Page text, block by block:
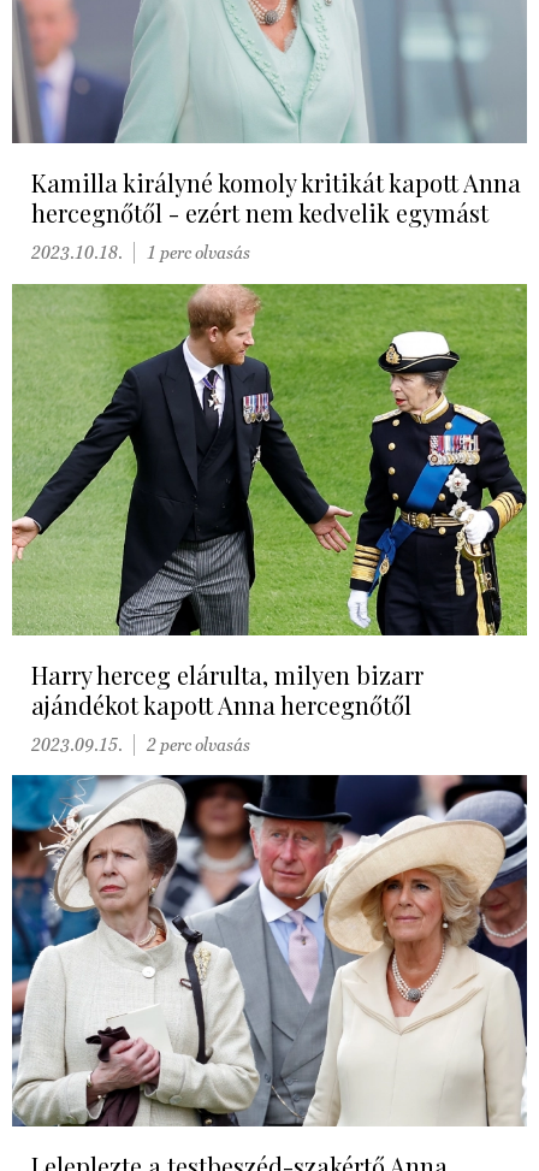
Kamilla királyné komoly kritikát kapott Anna
hercegnőtől - ezért nem kedvelik egymást
2023.10.18. 1 perc olvasás
Harry herceg elárulta, milyen bizarr
ajándékot kapott Anna hercegnőtől
2023.09.15. 2 perc olvasás